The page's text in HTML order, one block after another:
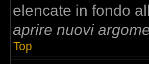
elencate in fondo
aprire nuovi
Top